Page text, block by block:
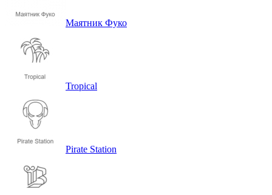
Маятник Фуко
Tropical
Pirate Station